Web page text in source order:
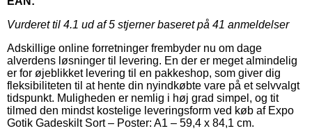
Vurderet til 4.1 ud af 5 stjerner baseret på 41 anmeldelser
Adskillige online forretninger frembyder nu om dage
alverdens løsninger til levering. En der er meget almindelig
er for øjeblikket levering til en pakkeshop, som giver dig
fleksibiliteten til at hente din nyindkøbte vare på et selvvalgt
tidspunkt. Muligheden er nemlig i høj grad simpel, og tit
tilmed den mindst kostelige leveringsform ved køb af Expo
Gotik Gadeskilt Sort – Poster: A1 – 59,4 x 84,1 cm.